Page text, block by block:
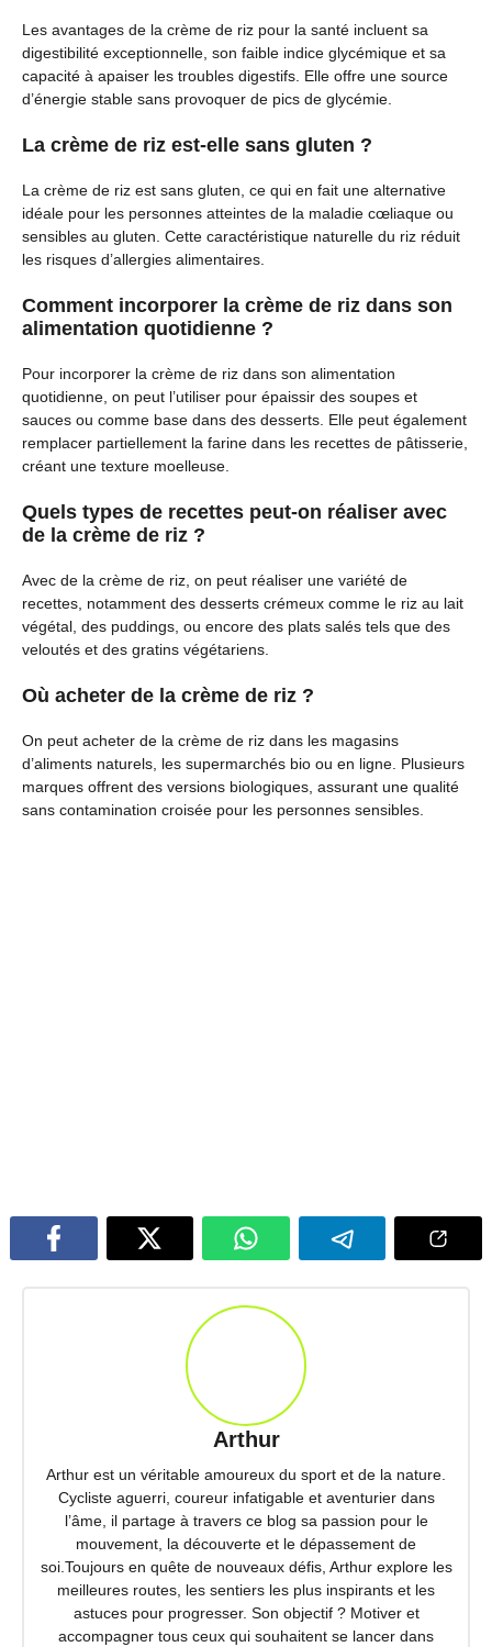
Les avantages de la crème de riz pour la santé incluent sa
digestibilité exceptionnelle, son faible indice glycémique et sa
capacité à apaiser les troubles digestifs. Elle offre une source
d’énergie stable sans provoquer de pics de glycémie.
La crème de riz est-elle sans gluten ?
La crème de riz est sans gluten, ce qui en fait une alternative
idéale pour les personnes atteintes de la maladie cœliaque ou
sensibles au gluten. Cette caractéristique naturelle du riz réduit
les risques d’allergies alimentaires.
Comment incorporer la crème de riz dans son
alimentation quotidienne ?
Pour incorporer la crème de riz dans son alimentation
quotidienne, on peut l’utiliser pour épaissir des soupes et
sauces ou comme base dans des desserts. Elle peut également
remplacer partiellement la farine dans les recettes de pâtisserie,
créant une texture moelleuse.
Quels types de recettes peut-on réaliser avec
de la crème de riz ?
Avec de la crème de riz, on peut réaliser une variété de
recettes, notamment des desserts crémeux comme le riz au lait
végétal, des puddings, ou encore des plats salés tels que des
veloutés et des gratins végétariens.
Où acheter de la crème de riz ?
On peut acheter de la crème de riz dans les magasins
d’aliments naturels, les supermarchés bio ou en ligne. Plusieurs
marques offrent des versions biologiques, assurant une qualité
sans contamination croisée pour les personnes sensibles.
Arthur
Arthur est un véritable amoureux du sport et de la nature.
Cycliste aguerri, coureur infatigable et aventurier dans
l’âme, il partage à travers ce blog sa passion pour le
mouvement, la découverte et le dépassement de
soi.Toujours en quête de nouveaux défis, Arthur explore les
meilleures routes, les sentiers les plus inspirants et les
astuces pour progresser. Son objectif ? Motiver et
accompagner tous ceux qui souhaitent se lancer dans